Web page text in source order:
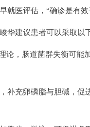
医评估，“确诊是有效
华建议患者可以采取以
论，肠道菌群失衡可能
补充卵磷脂与胆碱，